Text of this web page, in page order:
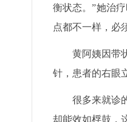
衡状态。”她治
点都不一样，必
黄阿姨因带
针，患者的右眼
很多来就诊
却能效如桴鼓，